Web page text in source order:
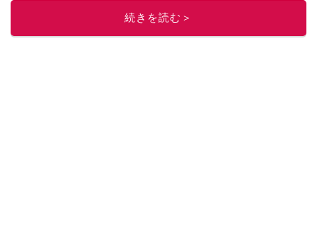
的に稼ぐ！』（翔泳社刊）
■経歴：2003年、夫が子育てをするために、突然会社を辞める。翌月からの
続きを読む＞